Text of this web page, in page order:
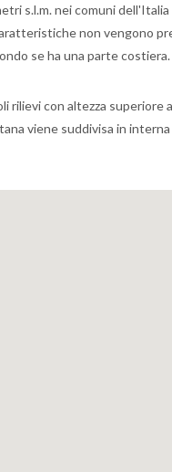
s.l.m. nei comuni
non vengono
se ha una parte costiera.
rilievi con altezza
viene suddivisa in interna